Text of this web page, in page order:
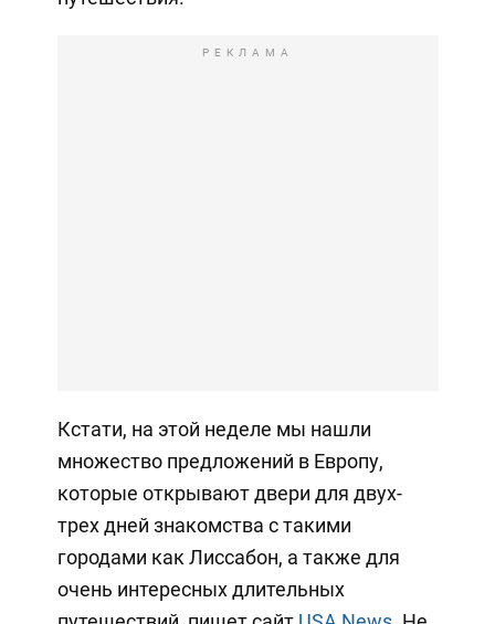
РЕКЛАМА
Кстати, на этой неделе мы нашли
множество предложений в Европу,
которые открывают двери для двух-
трех дней знакомства с такими
городами как Лиссабон, а также для
очень интересных длительных